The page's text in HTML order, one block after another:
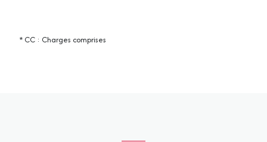
* CC : Charges comprises